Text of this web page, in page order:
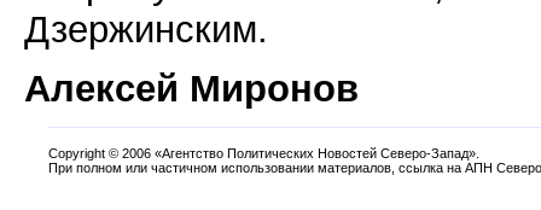
Дзержинским.
Алексей Миронов
Copyright © 2006 «Агентство Политических Новостей Северо-Запад».
При полном или частичном использовании материалов, ссылка на АПН